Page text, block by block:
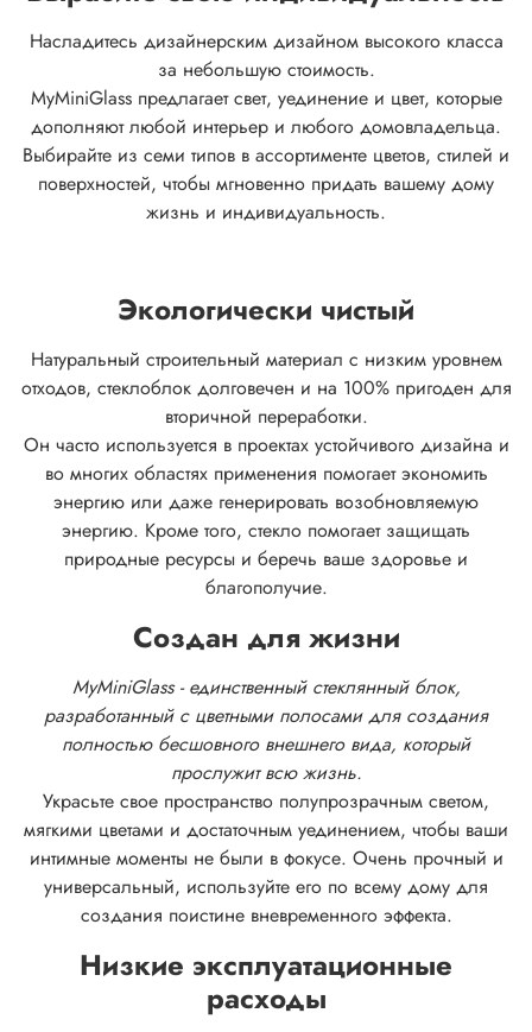
Насладитесь дизайнерским дизайном высокого класса
за небольшую стоимость.
MyMiniGlass предлагает свет, уединение и цвет, которые
дополняют любой интерьер и любого домовладельца.
Выбирайте из семи типов в ассортименте цветов, стилей и
поверхностей, чтобы мгновенно придать вашему дому
жизнь и индивидуальность.
Экологически чистый
Натуральный строительный материал с низким уровнем
отходов, стеклоблок долговечен и на 100% пригоден для
вторичной переработки.
Он часто используется в проектах устойчивого дизайна и
во многих областях применения помогает экономить
энергию или даже генерировать возобновляемую
энергию. Кроме того, стекло помогает защищать
природные ресурсы и беречь ваше здоровье и
благополучие.
Создан для жизни
MyMiniGlass - единственный стеклянный блок,
разработанный с цветными полосами для создания
полностью бесшовного внешнего вида, который
прослужит всю жизнь.
Украсьте свое пространство полупрозрачным светом,
мягкими цветами и достаточным уединением, чтобы ваши
интимные моменты не были в фокусе. Очень прочный и
универсальный, используйте его по всему дому для
создания поистине вневременного эффекта.
Низкие эксплуатационные
расходы